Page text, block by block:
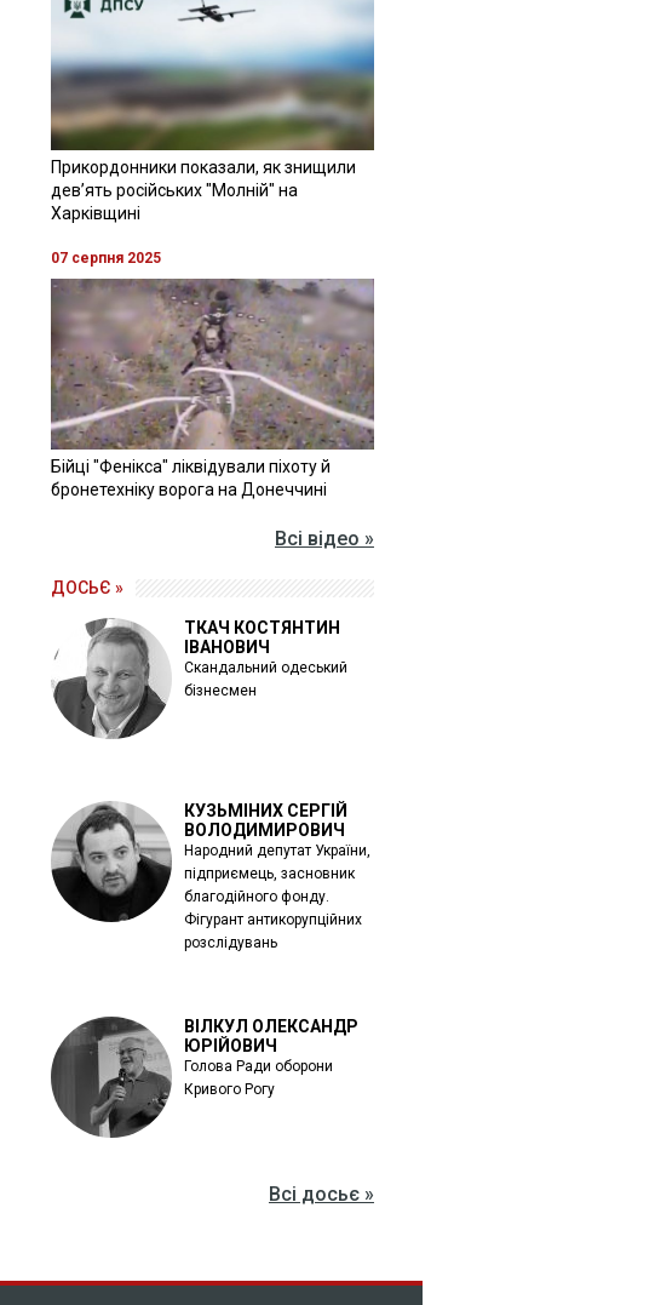
Прикордонники показали, як знищили
девʼять російських "Молній" на
Харківщині
07 серпня 2025
Бійці "Фенікса" ліквідували піхоту й
бронетехніку ворога на Донеччині
Всі відео »
ДОСЬЄ »
ТКАЧ КОСТЯНТИН
ІВАНОВИЧ
Скандальний одеський
бізнесмен
КУЗЬМІНИХ СЕРГІЙ
ВОЛОДИМИРОВИЧ
Народний депутат України,
підприємець, засновник
благодійного фонду.
Фігурант антикорупційних
розслідувань
ВІЛКУЛ ОЛЕКСАНДР
ЮРІЙОВИЧ
Голова Ради оборони
Кривого Рогу
Всі досьє »